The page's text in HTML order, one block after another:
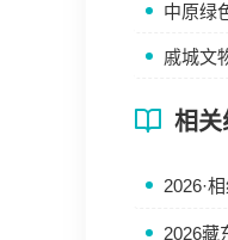
中原绿
戚城文
相关
2026·
2026藏